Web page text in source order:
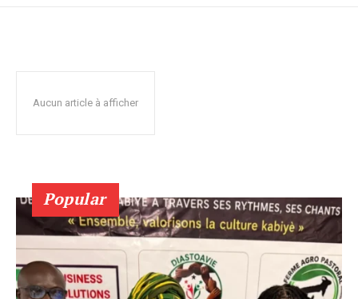
Aucun article à afficher
Popular